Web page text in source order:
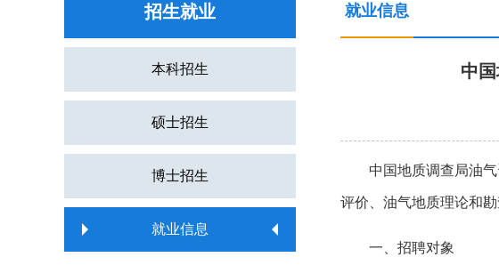
招生就业
本科招生
硕士招生
博士招生
就业信息
就业信息
中
中国地质调查局油
评价、油气地质理论和
一、招聘对象